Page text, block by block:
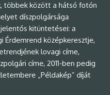
többek között a hátsó fotón
díszpolgársága
kitüntetései: a
Érdemrend középkeresztje,
lovagi címe,
címe, 2011-ben pedig
„Példakép” díját